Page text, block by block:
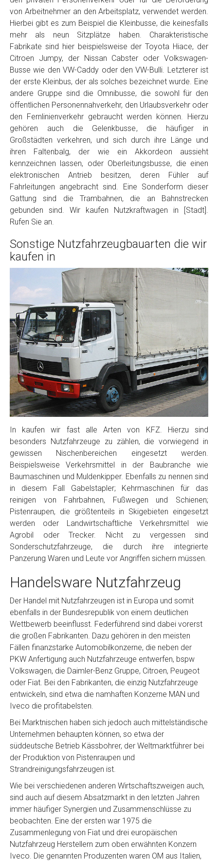
von Arbeitnehmer an den Arbeitsplatz, verwendet werden.
Hierbei gibt es zum Beispiel die Kleinbusse, die keinesfalls
mehr als neun Sitzplätze haben. Charakteristische
Fabrikate sind hier beispielsweise der Toyota Hiace, der
Citroen Jumpy, der Nissan Cabster oder Volkswagen-
Busse wie den VW-Caddy oder den VW-Bulli. Letzterer ist
der erste Kleinbus, der als solches bezeichnet wurde. Eine
andere Gruppe sind die Omnibusse, die sowohl für den
öffentlichen Personennahverkehr, den Urlaubsverkehr oder
den Fernlinienverkehr gebraucht werden können. Hierzu
gehören auch die Gelenkbusse, die häufiger in
Großstädten verkehren, und sich durch ihre Länge und
ihren Faltenbalg, der wie ein Akkordeon aussieht
kennzeichnen lassen, oder Oberleitungsbusse, die einen
elektronischen Antrieb besitzen, deren Fühler auf
Fahrleitungen angebracht sind. Eine Sonderform dieser
Gattung sind die Trambahnen, die an Bahnstrecken
gebunden sind. Wir kaufen Nutzkraftwagen in [Stadt].
Rufen Sie an.
Sonstige Nutzfahrzeugbauarten die wir
kaufen in
In kaufen wir fast alle Arten von KFZ. Hierzu sind
besonders Nutzfahrzeuge zu zählen, die vorwiegend in
gewissen Nischenbereichen eingesetzt werden.
Beispielsweise Verkehrsmittel in der Baubranche wie
Baumaschinen und Muldenkipper. Ebenfalls zu nennen sind
in diesem Fall Gabelstapler; Kehrmaschinen für das
reinigen von Fahrbahnen, Fußwegen und Schienen;
Pistenraupen, die größtenteils in Skigebieten eingesetzt
werden oder Landwirtschaftliche Verkehrsmittel wie
Agrobil oder Trecker. Nicht zu vergessen sind
Sonderschutzfahrzeuge, die durch ihre integrierte
Panzerung Waren und Leute vor Angriffen sichern müssen.
Handelsware Nutzfahrzeug
Der Handel mit Nutzfahrzeugen ist in Europa und somit
ebenfalls in der Bundesrepublik von einem deutlichen
Wettbewerb beeinflusst. Federführend sind dabei vorerst
die großen Fabrikanten. Dazu gehören in den meisten
Fällen finanzstarke Automobilkonzerne, die neben der
PKW Anfertigung auch Nutzfahrzeuge entwerfen, bspw
Volkswagen, die Daimler-Benz Gruppe, Citroen, Peugeot
oder Fiat. Bei den Fabrikanten, die einzig Nutzfahrzeuge
entwickeln, sind etwa die namhaften Konzerne MAN und
Iveco die profitabelsten.
Bei Marktnischen haben sich jedoch auch mittelständische
Unternehmen behaupten können, so etwa der
süddeutsche Betrieb Kässbohrer, der Weltmarktführer bei
der Produktion von Pistenraupen und
Strandreinigungsfahrzeugen ist.
Wie bei verschiedenen anderen Wirtschaftszweigen auch,
sind auch auf diesem Absatzmarkt in den letzten Jahren
immer häufiger Synergien und Zusammenschlüsse zu
beobachten. Eine der ersten war 1975 die
Zusammenlegung von Fiat und drei europäischen
Nutzfahrzeug Herstellern zum oben erwähnten Konzern
Iveco. Die genannten Produzenten waren OM aus Italien,